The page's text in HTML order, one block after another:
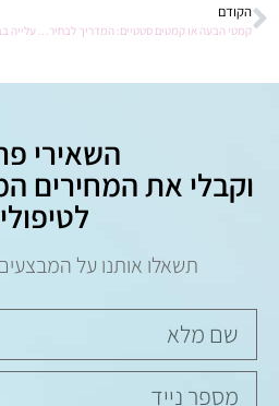
הקודם
קמטי הבעה או קמטים סטטיים: המדריך לבחירת הטיפול האסתטי המתאים לך
השאירי
וקבלי את המחירים
תשאלו אותנו על